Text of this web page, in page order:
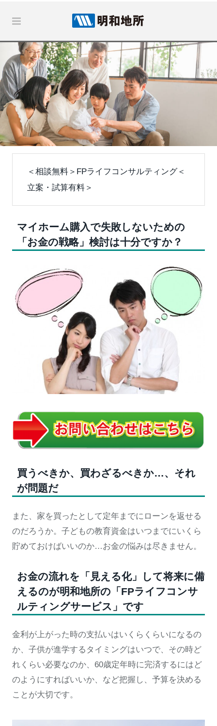
＜相談無料＞FPライフコンサルティング＜
立案・試算有料＞
マイホーム購入で失敗しないための
「お金の戦略」検討は十分ですか？
買うべきか、買わざるべきか…、それ
が問題だ
また、家を買ったとして定年までにローンを返せる
のだろうか。子どもの教育資金はいつまでにいくら
貯めておけばいいのか…お金の悩みは尽きません。
お金の流れを「見える化」して将来に備
えるのが明和地所の「FPライフコンサ
ルティングサービス」です
金利が上がった時の支払いはいくらくらいになるの
か、子供が進学するタイミングはいつで、その時ど
れくらい必要なのか、60歳定年時に完済するにはど
のようにすればいいか、など把握し、予算を決める
ことが大切です。